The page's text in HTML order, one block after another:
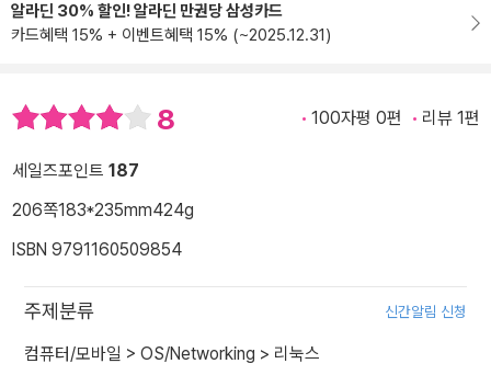
알라딘 30% 할인! 알라딘 만권당 삼성카드
카드혜택 15% + 이벤트혜택 15% (~2025.12.31)
8 100자평 0편 리뷰 1편
세일즈포인트 187
206쪽183*235mm424g
ISBN 9791160509854
주제분류 신간알림 신청
컴퓨터/모바일 > OS/Networking > 리눅스